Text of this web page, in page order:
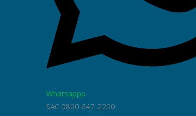
Whatsappp
SAC 0800 647 2200